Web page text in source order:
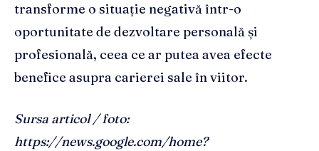
transforme o situație negativă într-o
oportunitate de dezvoltare personală și
profesională, ceea ce ar putea avea efecte
benefice asupra carierei sale în viitor.
Sursa articol / foto:
https://news.google.com/home?